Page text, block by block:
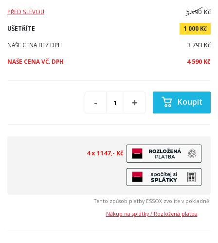
PŘED SLEVOU 5 590 Kč
UŠETŘÍTE 1 000 Kč
NAŠE CENA BEZ DPH 3 793 Kč
NAŠE CENA VČ. DPH 4 590 Kč
Koupit
4 x 1147,- Kč
Tento způsob platby ESSOX zvolíte v pokladně.
Nákup na splátky / Rozložená platba